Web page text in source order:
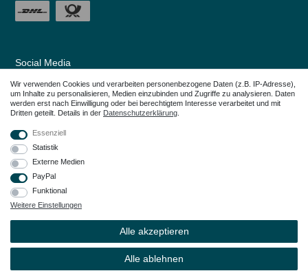
Social Media
Warenzeichen Ihrer Eigentümer.
© Copyright 2026 – Dauerkauer | Alle Rechte vorbehalten.
Wir verwenden Cookies und verarbeiten personenbezogene Daten (z.B. IP-Adresse),
um Inhalte zu personalisieren, Medien einzubinden und Zugriffe zu analysieren. Daten
werden erst nach Einwilligung oder bei berechtigtem Interesse verarbeitet und mit
Dritten geteilt. Details in der Daten­schutz­erklärung
Essenziell
Statistik
Externe Medien
PayPal
Funktional
Weitere Einstellungen
Alle akzeptieren
Alle ablehnen